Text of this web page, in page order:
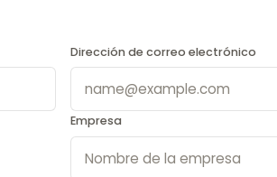
Dirección de correo electrónico
Empresa